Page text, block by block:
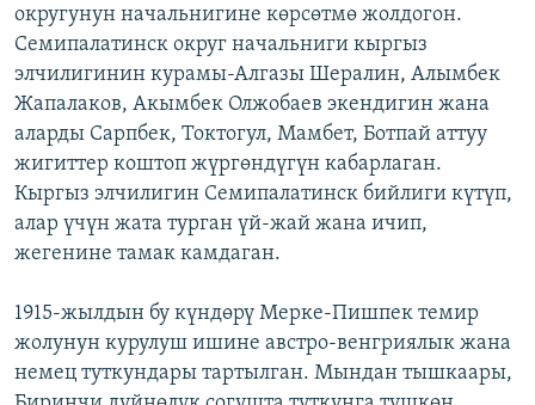
округунун начальнигине көрсөтмө жолдогон.
Семипалатинск округ начальниги кыргыз
элчилигинин курамы-Алгазы Шералин, Алымбек
Жапалаков, Акымбек Олжобаев экендигин жана
аларды Сарпбек, Токтогул, Мамбет, Ботпай аттуу
жигиттер коштоп жүргөндүгүн кабарлаган.
Кыргыз элчилигин Семипалатинск бийлиги күтүп,
алар үчүн жата турган үй-жай жана ичип,
жегенине тамак камдаган.
1915-жылдын бу күндөрү Мерке-Пишпек темир
жолунун курулуш ишине австро-венгриялык жана
немец туткундары тартылган. Мындан тышкаары,